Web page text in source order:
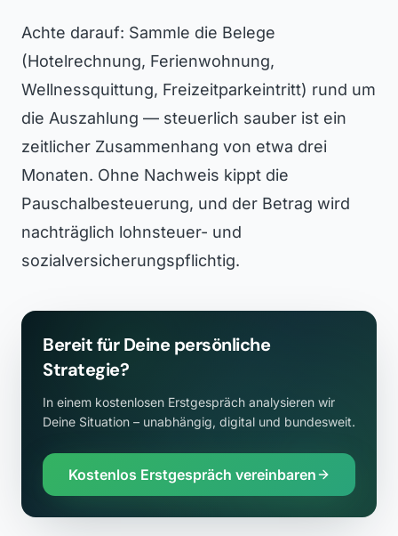
Achte darauf: Sammle die Belege
(Hotelrechnung, Ferienwohnung,
Wellnessquittung, Freizeitparkeintritt) rund um
die Auszahlung — steuerlich sauber ist ein
zeitlicher Zusammenhang von etwa drei
Monaten. Ohne Nachweis kippt die
Pauschalbesteuerung, und der Betrag wird
nachträglich lohnsteuer- und
sozialversicherungspflichtig.
Bereit für Deine persönliche
Strategie?
In einem kostenlosen Erstgespräch analysieren wir
Deine Situation – unabhängig, digital und bundesweit.
Kostenlos Erstgespräch vereinbaren